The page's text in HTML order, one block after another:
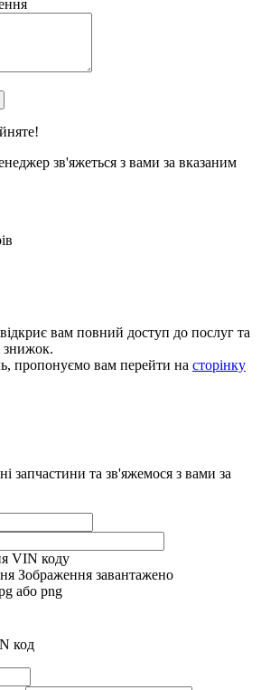
зв'яжеться з вами за вказаним
відкриє вам повний доступ до послуг та
знижок.
пропонуємо вам перейти на сторінку
запчастини та зв'яжемося з вами за
VIN коду
Зображення завантажено
або png
код